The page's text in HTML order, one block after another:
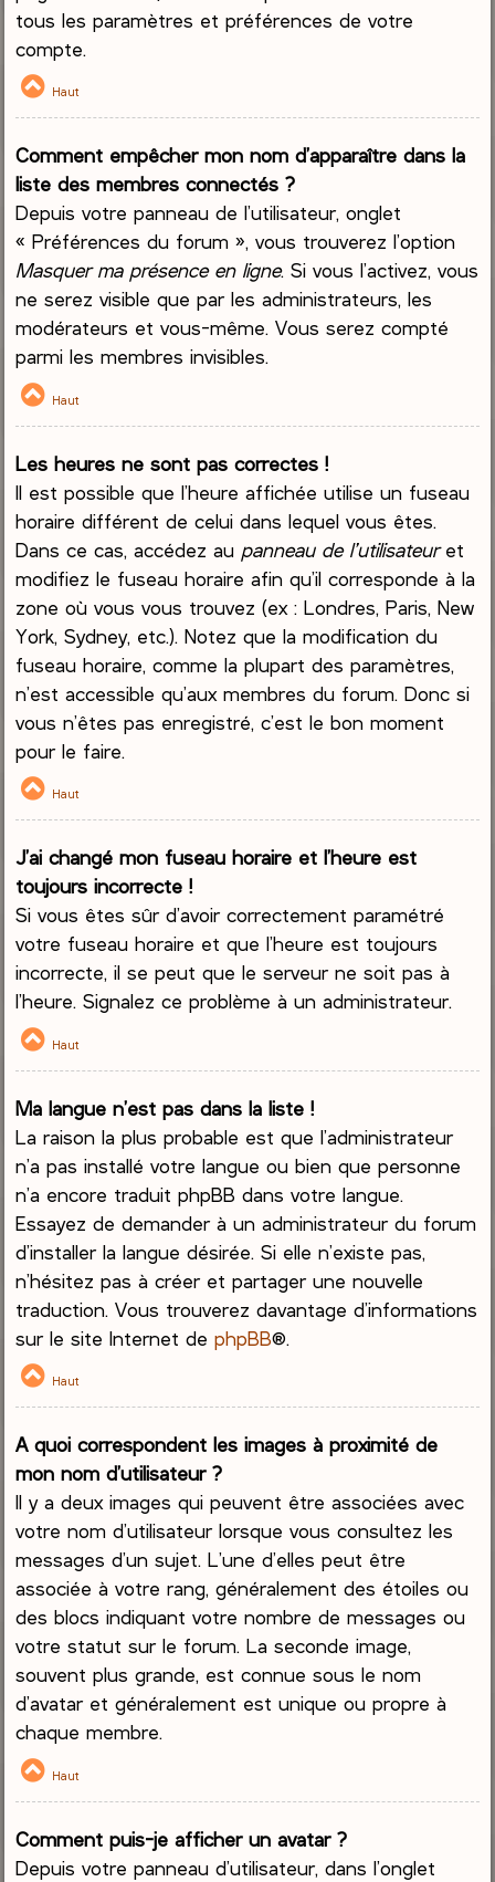
tous les paramètres et préférences de votre
compte.
Haut
Comment empêcher mon nom d’apparaître dans la
liste des membres connectés ?
Depuis votre panneau de l’utilisateur, onglet
« Préférences du forum », vous trouverez l’option
Masquer ma présence en ligne. Si vous l’activez, vous
ne serez visible que par les administrateurs, les
modérateurs et vous-même. Vous serez compté
parmi les membres invisibles.
Haut
Les heures ne sont pas correctes !
Il est possible que l’heure affichée utilise un fuseau
horaire différent de celui dans lequel vous êtes.
Dans ce cas, accédez au panneau de l’utilisateuret
modifiez le fuseau horaire afin qu’il corresponde à la
zone où vous vous trouvez (ex : Londres, Paris, New
York, Sydney, etc.). Notez que la modification du
fuseau horaire, comme la plupart des paramètres,
n’est accessible qu’aux membres du forum. Donc si
vous n’êtes pas enregistré, c’est le bon moment
pour le faire.
Haut
J’ai changé mon fuseau horaire et l’heure est
toujours incorrecte !
Si vous êtes sûr d’avoir correctement paramétré
votre fuseau horaire et que l’heure est toujours
incorrecte, il se peut que le serveur ne soit pas à
l’heure. Signalez ce problème à un administrateur.
Haut
Ma langue n’est pas dans la liste !
La raison la plus probable est que l’administrateur
n’a pas installé votre langue ou bien que personne
n’a encore traduit phpBB dans votre langue.
Essayez de demander à un administrateur du forum
d’installer la langue désirée. Si elle n’existe pas,
n’hésitez pas à créer et partager une nouvelle
traduction. Vous trouverez davantage d’informations
sur le site Internet dephpBB®.
Haut
A quoi correspondent les images à proximité de
mon nom d’utilisateur ?
Il y a deux images qui peuvent être associées avec
votre nom d’utilisateur lorsque vous consultez les
messages d’un sujet. L’une d’elles peut être
associée à votre rang, généralement des étoiles ou
des blocs indiquant votre nombre de messages ou
votre statut sur le forum. La seconde image,
souvent plus grande, est connue sous le nom
d’avatar et généralement est unique ou propre à
chaque membre.
Haut
Comment puis-je afficher un avatar ?
Depuis votre panneau d’utilisateur, dans l’onglet